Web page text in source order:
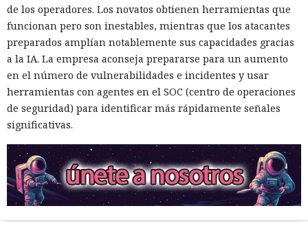
de los operadores. Los novatos obtienen herramientas que
funcionan pero son inestables, mientras que los atacantes
preparados amplían notablemente sus capacidades gracias
a la IA. La empresa aconseja prepararse para un aumento
en el número de vulnerabilidades e incidentes y usar
herramientas con agentes en el SOC (centro de operaciones
de seguridad) para identificar más rápidamente señales
significativas.